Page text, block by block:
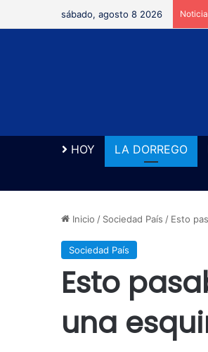
sábado, agosto 8 2026
HOY LA DORREGO
Inicio / Sociedad País / Esto
Sociedad País
Esto
una